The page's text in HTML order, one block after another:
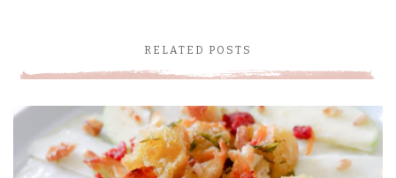
RELATED POSTS